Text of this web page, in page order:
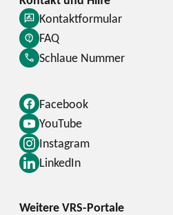
Facebook
YouTube
Instagram
LinkedIn
Kontaktformular
FAQ
Schlaue Nummer